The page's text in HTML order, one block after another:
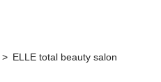
ELLE total beauty salon